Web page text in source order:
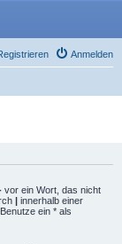
Anmelden
vor ein Wort, das nicht
| innerhalb einer
ein * als